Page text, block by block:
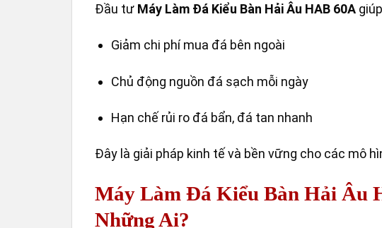
Đầu tư Máy Làm Đá Kiểu Bàn Hải Âu HAB 60A
Giảm chi phí mua đá bên ngoài
Chủ động nguồn đá sạch mỗi ngày
Hạn chế rủi ro đá bẩn, đá tan nhanh
Đây là giải pháp kinh tế và bền vững cho các mô
Máy Làm Đá Kiểu Bàn Hải Âu
Những Ai?